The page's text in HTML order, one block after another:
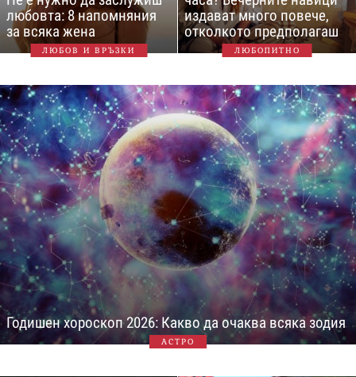
любовта: 8 напомняния
за всяка жена
ЛЮБОВ И ВРЪЗКИ
издават много повече,
отколкото предполагаш
ЛЮБОПИТНО
Годишен хороскоп 2026: Какво да очаква всяка зодия
АСТРО